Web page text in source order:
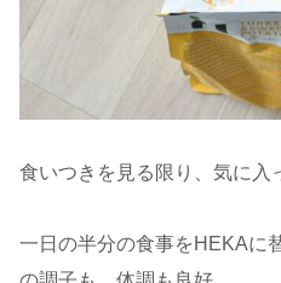
食いつきを見る限り、気に入
一日の半分の食事をHEKAに